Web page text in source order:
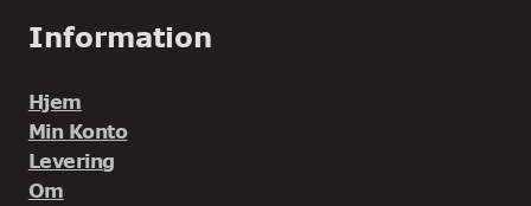
Information
Hjem
Min Konto
Levering
Om